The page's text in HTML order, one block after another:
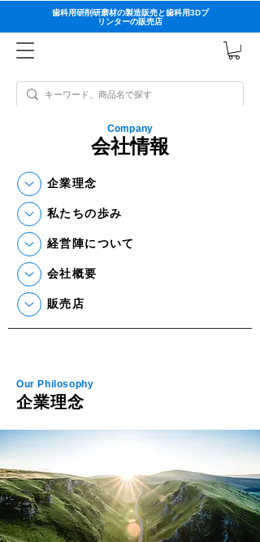
歯科用研削研磨材の製造販売と歯科用3Dプ
リンターの販売店
Company
会社情報
企業理念
私たちの歩み
経営陣について
会社概要
販売店
Our Philosophy
企業理念